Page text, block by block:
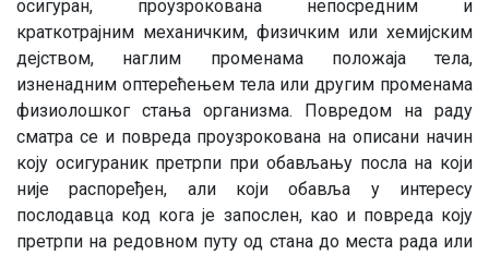
осигуран, проузрокована непосредним и
краткотрајним механичким, физичким или хемијским
дејством, наглим променама положаја тела,
изненадним оптерећењем тела или другим променама
физиолошког стања организма. Повредом на раду
сматра се и повреда проузрокована на описани начин
коју осигураник претрпи при обављању посла на који
није распоређен, али који обавља у интересу
послодавца код кога је запослен, као и повреда коју
претрпи на редовном путу од стана до места рада или